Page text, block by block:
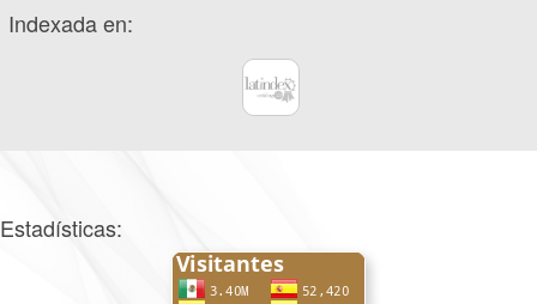
Indexada en:
Estadísticas: